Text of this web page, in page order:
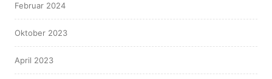
Februar 2024
Oktober 2023
April 2023